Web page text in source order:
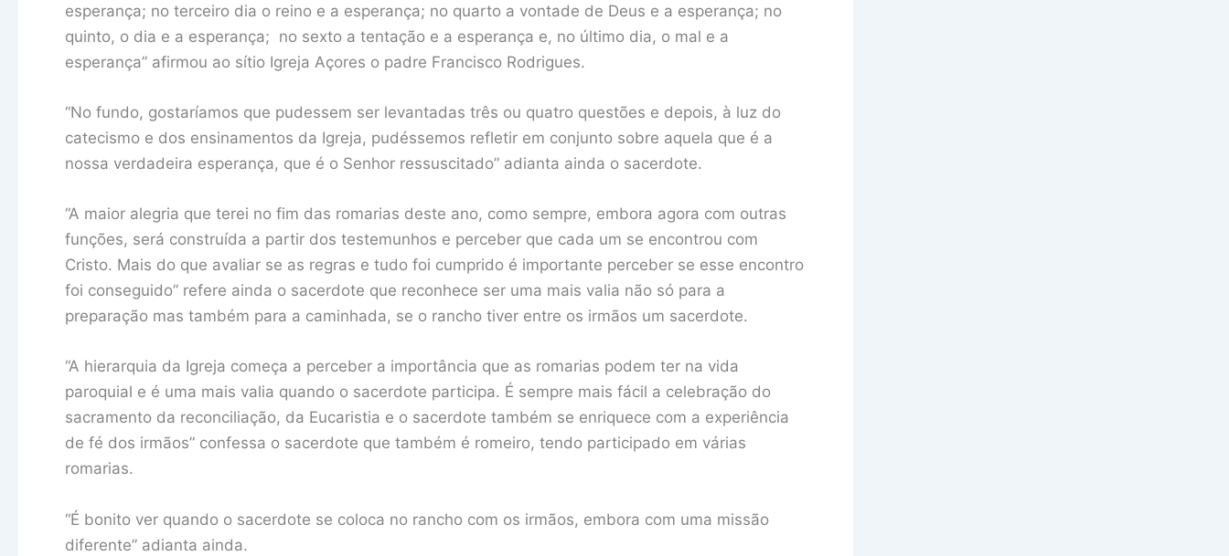
esperança; no terceiro dia o reino e a esperança; no quarto a vontade de Deus e a esperança; no
quinto, o dia e a esperança; no sexto a tentação e a esperança e, no último dia, o mal e a
esperança” afirmou ao sítio Igreja Açores o padre Francisco Rodrigues.
“No fundo, gostaríamos que pudessem ser levantadas três ou quatro questões e depois, à luz do
catecismo e dos ensinamentos da Igreja, pudéssemos refletir em conjunto sobre aquela que é a
nossa verdadeira esperança, que é o Senhor ressuscitado” adianta ainda o sacerdote.
“A maior alegria que terei no fim das romarias deste ano, como sempre, embora agora com outras
funções, será construída a partir dos testemunhos e perceber que cada um se encontrou com
Cristo. Mais do que avaliar se as regras e tudo foi cumprido é importante perceber se esse encontro
foi conseguido” refere ainda o sacerdote que reconhece ser uma mais valia não só para a
preparação mas também para a caminhada, se o rancho tiver entre os irmãos um sacerdote.
“A hierarquia da Igreja começa a perceber a importância que as romarias podem ter na vida
paroquial e é uma mais valia quando o sacerdote participa. É sempre mais fácil a celebração do
sacramento da reconciliação, da Eucaristia e o sacerdote também se enriquece com a experiência
de fé dos irmãos” confessa o sacerdote que também é romeiro, tendo participado em várias
romarias.
“É bonito ver quando o sacerdote se coloca no rancho com os irmãos, embora com uma missão
diferente” adianta ainda.